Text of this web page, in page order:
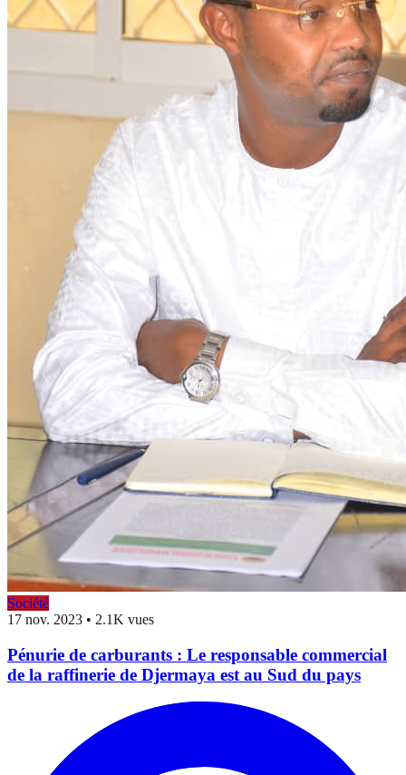
Société
17 nov. 2023 • 2.1K vues
Pénurie de carburants : Le responsable commercial
de la raffinerie de Djermaya est au Sud du pays